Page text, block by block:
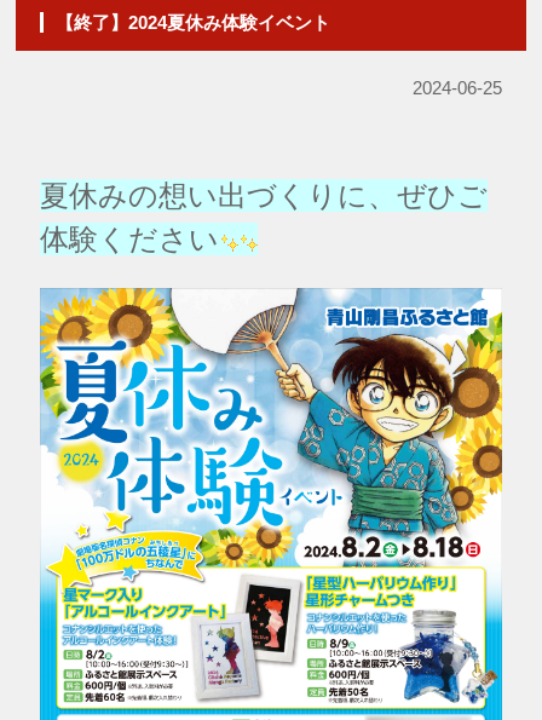
【終了】2024夏休み体験イベント
2024-06-25
夏休みの想い出づくりに、ぜひご
体験ください